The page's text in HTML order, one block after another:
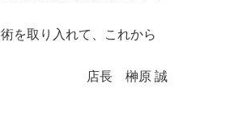
を取り入れて、これから
店長 榊原 誠